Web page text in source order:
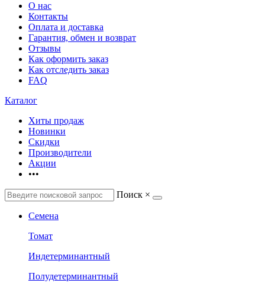
О нас
Контакты
Оплата и доставка
Гарантия, обмен и возврат
Отзывы
Как оформить заказ
Как отследить заказ
FAQ
Каталог
Хиты продаж
Новинки
Скидки
Производители
Акции
•••
Поиск ×
Семена
Томат
Индетерминантный
Полудетерминантный